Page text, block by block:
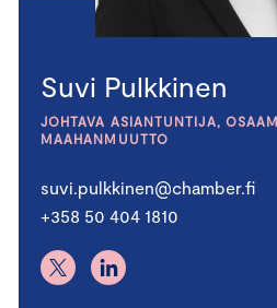
Suvi Pulkkinen
JOHTAVA ASIANTUNTIJA,
MAAHANMUUTTO
suvi.pulkkinen@chamber.fi
+358 50 404 1810